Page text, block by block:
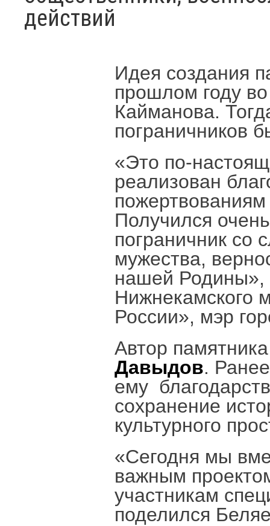
действий
Идея создания
прошлом году
Кайманова.
пограничников
«Это по-
реализован
Получился
пограничник со
мужества,
нашей Родины»,
Нижнекамского
России», мэр
Автор
Давыдов.
ему
сохранение
культурного
«Сегодня мы
важным
участникам
поделился